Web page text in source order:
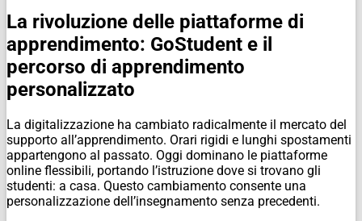
La rivoluzione delle piattaforme di
apprendimento: GoStudent e il
percorso di apprendimento
personalizzato
La digitalizzazione ha cambiato radicalmente il mercato del
supporto all’apprendimento. Orari rigidi e lunghi spostamenti
appartengono al passato. Oggi dominano le piattaforme
online flessibili, portando l’istruzione dove si trovano gli
studenti: a casa. Questo cambiamento consente una
personalizzazione dell’insegnamento senza precedenti.